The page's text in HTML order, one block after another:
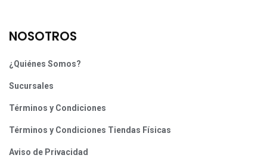
NOSOTROS
¿Quiénes Somos?
Sucursales
Términos y Condiciones
Términos y Condiciones Tiendas Físicas
Aviso de Privacidad